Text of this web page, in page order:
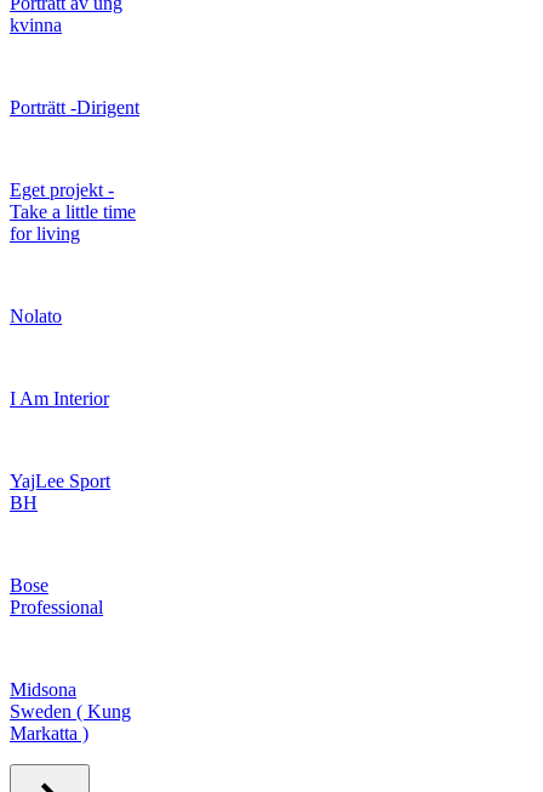
kvinna
Porträtt -Dirigent
Eget projekt -
Take a little time
for living
Nolato
I Am Interior
YajLee Sport
BH
Bose
Professional
Midsona
Sweden ( Kung
Markatta )